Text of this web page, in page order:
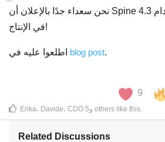
نحن سعداء جدًا بالإعلان أن Spine 4.3 مستقر وجاهز للاستخدام
في الإنتاج!
blog post.
9
Erika، Davide، CDO و5 others like this
Related Discussions